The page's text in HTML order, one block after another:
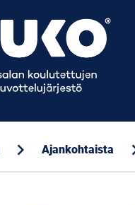
chevron_right Ajankohtaista